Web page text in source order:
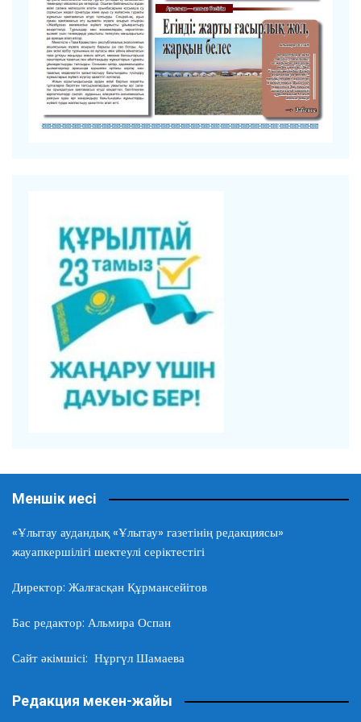
Меншік иесі
«Ұлытау аудандық «Ұлытау» газетінің редакциясы»
жауапкершілігі шектеулі серіктестігі
Директор: Жалғасқан Құрмансейітов
Бас редактор: Альмира Оспан
Сайт әкімшісі: Нұргүл Шамаева
Редакция мекен-жайы